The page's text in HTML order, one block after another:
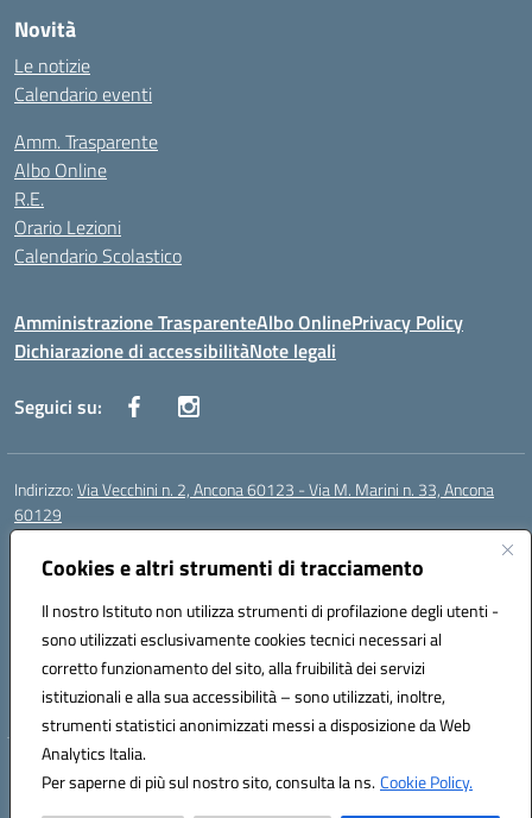
Cookies e altri strumenti di tracciamento
Il nostro Istituto non utilizza strumenti di profilazione degli utenti -
sono utilizzati esclusivamente cookies tecnici necessari al
corretto funzionamento del sito, alla fruibilità dei servizi
istituzionali e alla sua accessibilità – sono utilizzati, inoltre,
strumenti statistici anonimizzati messi a disposizione da Web
Analytics Italia.
Per saperne di più sul nostro sito, consulta la ns.Cookie Policy.
Novità
Le notizie
Calendario eventi
Amm. Trasparente
Albo Online
R.E.
Orario Lezioni
Calendario Scolastico
Amministrazione TrasparenteAlbo OnlinePrivacy Policy
Dichiarazione di accessibilitàNote legali
Seguici su:
Indirizzo:Via Vecchini n. 2, Ancona 60123 - Via M. Marini n. 33, Ancona
60129
Centralino:0712805086 Email:anis01200g@istruzione.it
Posta elettronica certificata (PEC):anis01200g@pec.istruzione.it
Codice fiscale: 93122280428
Codice meccanografico:ANIS01200G
Codice Indice delle Pubbliche Amministrazioni (IPA): istsc_ANIS01200G
Codice unico di fatturazione (CUF): UF434M
Hosting & Powered by 3D Solution S.r.l.
Concept & Design by Designers Italia